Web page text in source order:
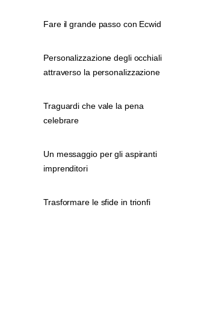
Fare il grande passo con Ecwid
Personalizzazione degli occhiali
attraverso la personalizzazione
Traguardi che vale la pena
celebrare
Un messaggio per gli aspiranti
imprenditori
Trasformare le sfide in trionfi